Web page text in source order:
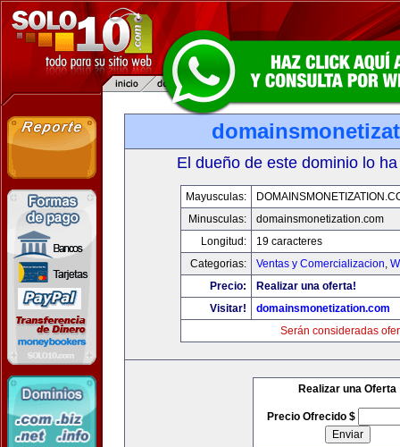
El dueño de este dominio lo
Mayusculas:
Minusculas:
domainsmonetization.com
Longitud:
19 caracteres
Categorias:
Ventas y Comercializacion,
Precio:
Realizar una oferta!
Visitar!
domainsmonetization.com
Serán consideradas
Realizar una Oferta
Precio Ofrecido $